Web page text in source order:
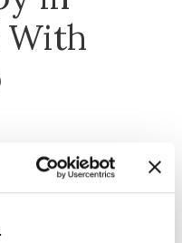
With